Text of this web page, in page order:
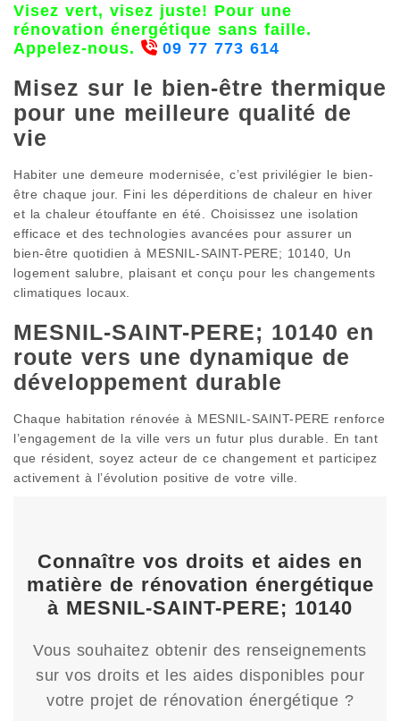
Visez vert, visez juste! Pour une
rénovation énergétique sans faille.
Appelez-nous.
09 77 773 614
Misez sur le bien-être thermique
pour une meilleure qualité de
vie
Habiter une demeure modernisée, c’est privilégier le bien-
être chaque jour. Fini les déperditions de chaleur en hiver
et la chaleur étouffante en été. Choisissez une isolation
efficace et des technologies avancées pour assurer un
bien-être quotidien à MESNIL-SAINT-PERE; 10140, Un
logement salubre, plaisant et conçu pour les changements
climatiques locaux.
MESNIL-SAINT-PERE; 10140 en
route vers une dynamique de
développement durable
Chaque habitation rénovée à MESNIL-SAINT-PERE renforce
l’engagement de la ville vers un futur plus durable. En tant
que résident, soyez acteur de ce changement et participez
activement à l’évolution positive de votre ville.
Connaître vos droits et aides en
matière de rénovation énergétique
à MESNIL-SAINT-PERE; 10140
Vous souhaitez obtenir des renseignements
sur vos droits et les aides disponibles pour
votre projet de rénovation énergétique ?